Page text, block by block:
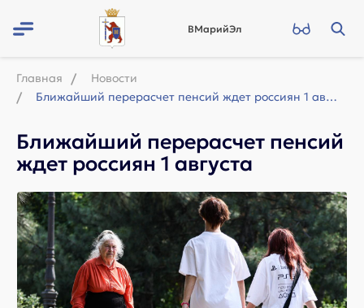
ВМарийЭл
Главная
Новости
Ближайший перерасчет пенсий ждет россиян 1 августа
Ближайший перерасчет пенсий
ждет россиян 1 августа